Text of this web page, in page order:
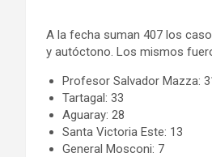
A la fecha suman 407 los
y autóctono. Los mismos
Profesor Salvador Mazza:
Tartagal: 33
Aguaray: 28
Santa Victoria Este: 13
General Mosconi: 7